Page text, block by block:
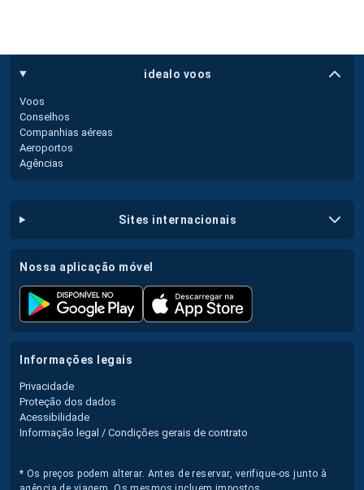
idealo voos
Voos
Conselhos
Companhias aéreas
Aeroportos
Agências
sites internacionais
nossa aplicação móvel
informações legais
Privacidade
Proteção dos dados
Acessibilidade
Informação legal / Condições gerais de contrato
* Os preços podem alterar. Antes de reservar, verifique-os junto à